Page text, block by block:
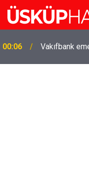
00:06 Vakıfbank
19:21
Gözde oldu!
İzmir'deki